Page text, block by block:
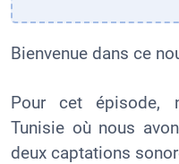
Bienvenue dans ce
Pour cet épisode,
Tunisie où nous
deux captations